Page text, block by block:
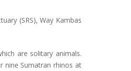
(SRS), Way Kambas
are solitary animals.
nine Sumatran rhinos at